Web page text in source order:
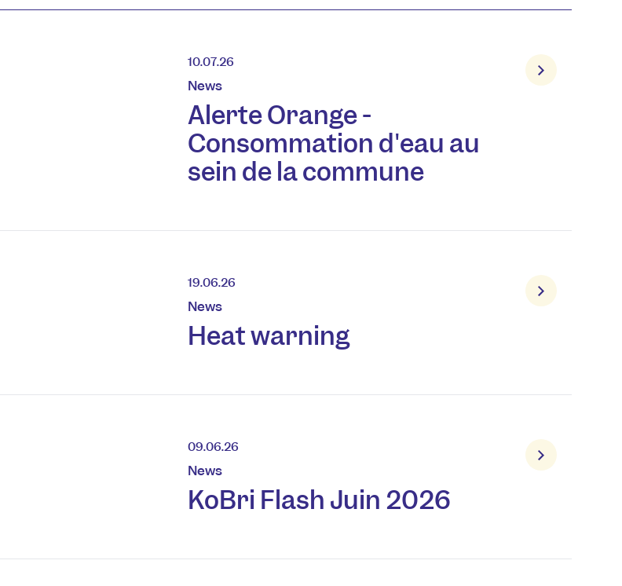
10.07.26
News
Alerte Orange -
Consommation d'eau au
sein de la commune
19.06.26
News
Heat warning
09.06.26
News
KoBri Flash Juin 2026